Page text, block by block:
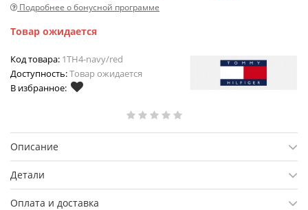
Подробнее о бонусной программе
Товар ожидается
Код товара: 1TH4-navy/red
Доступность:Товар ожидается
В избранное:
Описание
Детали
Оплата и доставка